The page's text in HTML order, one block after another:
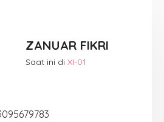
ZANUAR FIKRI
Saat ini di XI-01